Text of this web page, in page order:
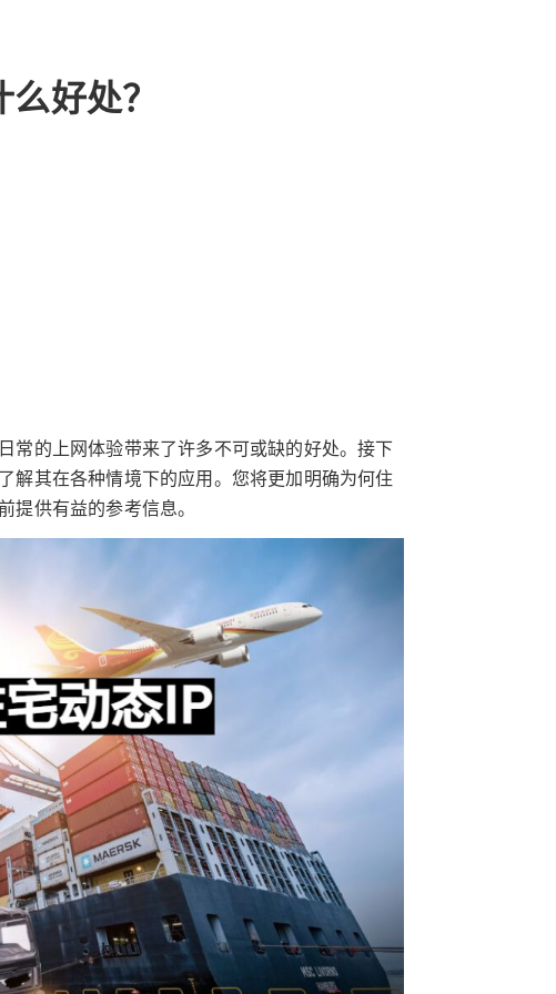
好处？
常的上网体验带来了许多不可或缺的好处。接下
解其在各种情境下的应用。您将更加明确为何住
供有益的参考信息。